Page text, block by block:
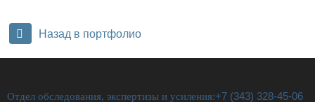
Назад в портфолио
Отдел обследования, экспертизы и усиления:+7 (343) 328-45-06